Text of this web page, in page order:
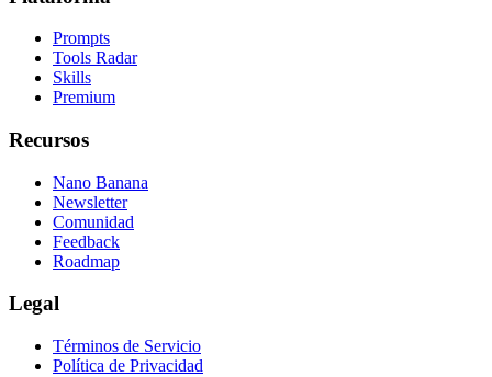
Prompts
Tools Radar
Skills
Premium
Recursos
Nano Banana
Newsletter
Comunidad
Feedback
Roadmap
Legal
Términos de Servicio
Política de Privacidad